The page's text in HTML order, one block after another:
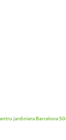
jardiniera Barcelona